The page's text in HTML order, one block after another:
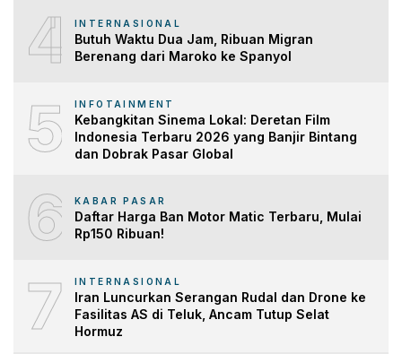
4 INTERNASIONAL
Butuh Waktu Dua Jam, Ribuan Migran
Berenang dari Maroko ke Spanyol
5 INFOTAINMENT
Kebangkitan Sinema Lokal: Deretan Film
Indonesia Terbaru 2026 yang Banjir Bintang
dan Dobrak Pasar Global
6 KABAR PASAR
Daftar Harga Ban Motor Matic Terbaru, Mulai
Rp150 Ribuan!
7 INTERNASIONAL
Iran Luncurkan Serangan Rudal dan Drone ke
Fasilitas AS di Teluk, Ancam Tutup Selat
Hormuz